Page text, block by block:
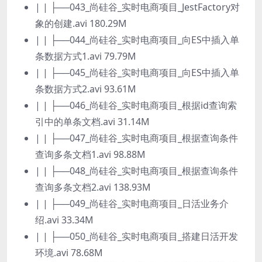
| | ├──043_尚硅谷_实时电商项目_JestFactory对
象的创建.avi 180.29M
| | ├──044_尚硅谷_实时电商项目_向ES中插入单
条数据方式1.avi 79.79M
| | ├──045_尚硅谷_实时电商项目_向ES中插入单
条数据方式2.avi 93.61M
| | ├──046_尚硅谷_实时电商项目_根据id查询索
引中的单条文档.avi 31.14M
| | ├──047_尚硅谷_实时电商项目_根据查询条件
查询多条文档1.avi 98.88M
| | ├──048_尚硅谷_实时电商项目_根据查询条件
查询多条文档2.avi 138.93M
| | ├──049_尚硅谷_实时电商项目_日活业务介
绍.avi 33.34M
| | ├──050_尚硅谷_实时电商项目_搭建日活开发
环境.avi 78.68M